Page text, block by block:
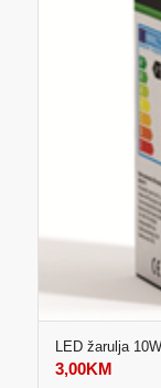
LED žarulja
3,00KM